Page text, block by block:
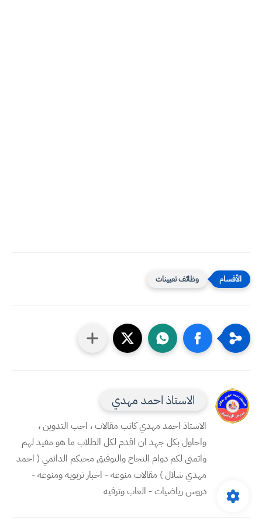
وظائف تعيينات
الاستاذ احمد مهدي
الاستاذ احمد مهدي كاتب مقالات ، احب التدوين ،
واحاول بكل جهد ان اقدم لكل الطلاب ما هو مفيد لهم
واتمنى لكم دوام النجاح والتوفيق محبكم الدائمي ( احمد
مهدي شلال ) مقالات منوعه - اخبار تربويه ومنوعه -
دروس رياضيات - العاب وترفيه